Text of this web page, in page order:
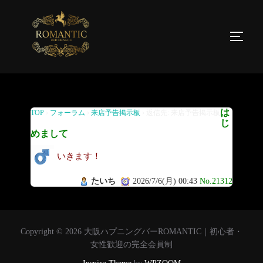
返信先: 来店予告掲示板
TOP フォーラム 来店予告掲示板
は
じ
めまして
いきます！
たいち 2026/7/6(月) 00:43 No.21312
Copyright © 2026 大阪ハプニングバーROMANTIC｜初心者・
女性歓迎の完全会員制